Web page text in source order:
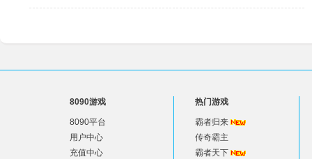
8090游戏
8090平台
用户中心
充值中心
热门游戏
霸者归来
传奇霸主
霸者天下